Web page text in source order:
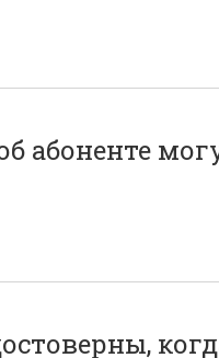
абоненте